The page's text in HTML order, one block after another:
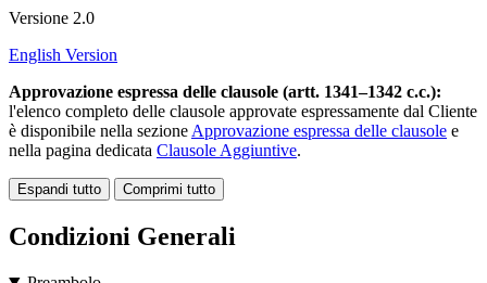
Versione 2.0
English Version
Approvazione espressa delle clausole (artt. 1341–1342 c.c.):
l'elenco completo delle clausole approvate espressamente dal Cliente
è disponibile nella sezione Approvazione espressa delle clausole e
nella pagina dedicata Clausole Aggiuntive.
Espandi tutto Comprimi tutto
Condizioni Generali